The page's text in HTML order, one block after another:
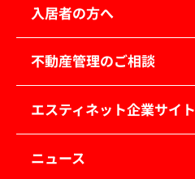
入居者の方へ
不動産管理のご相談
エスティネット企業サイト
ニュース